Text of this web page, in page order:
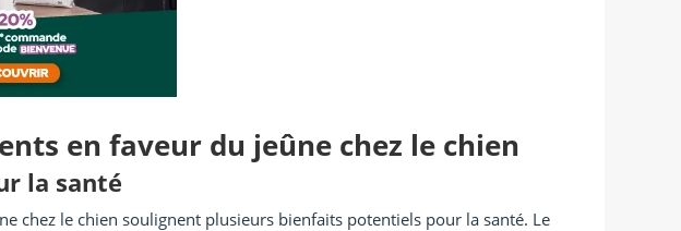
en faveur du jeûne chez le chien
la santé
chez le chien soulignent plusieurs bienfaits potentiels pour la santé. Le